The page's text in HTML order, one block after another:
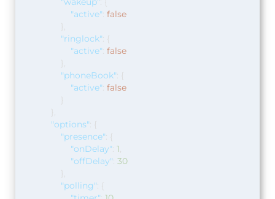
"active": false
},
"ringlock": {
"active": false
},
"phoneBook": {
"active": false
}
},
"options": {
"presence": {
"onDelay": 1,
"offDelay": 30
},
"polling": {